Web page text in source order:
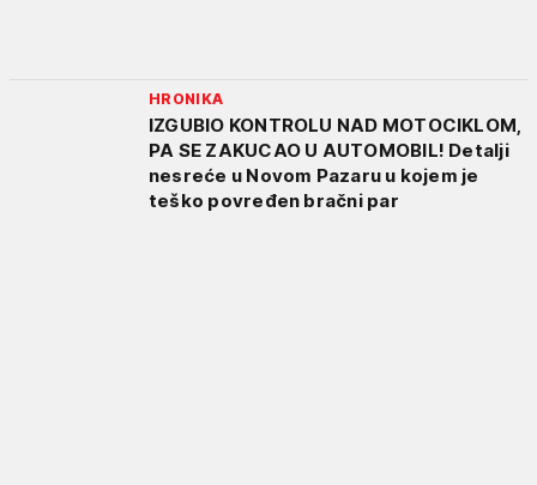
HRONIKA
IZGUBIO KONTROLU NAD MOTOCIKLOM,
PA SE ZAKUCAO U AUTOMOBIL! Detalji
nesreće u Novom Pazaru u kojem je
teško povređen bračni par